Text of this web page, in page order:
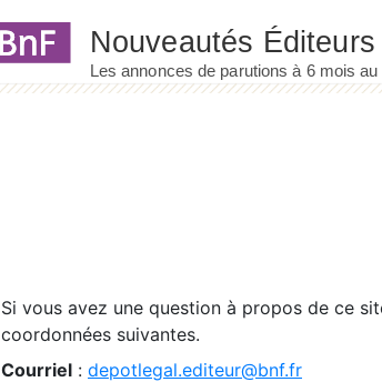
Si vous avez une question à propos de ce
coordonnées suivantes.
Courriel : depotlegal.editeur@bnf.fr